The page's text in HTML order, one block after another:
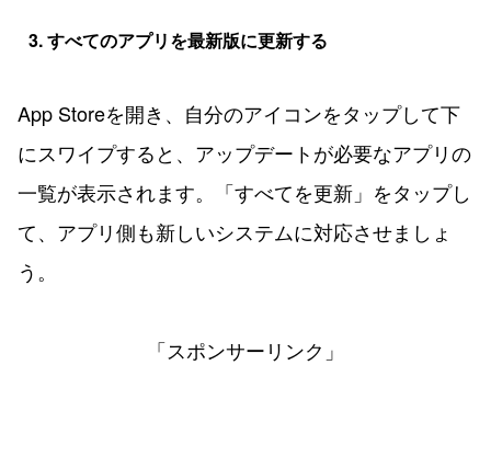
3. すべてのアプリを最新版に更新する
App Storeを開き、自分のアイコンをタップして下
にスワイプすると、アップデートが必要なアプリの
一覧が表示されます。「すべてを更新」をタップし
て、アプリ側も新しいシステムに対応させましょ
う。
「スポンサーリンク」